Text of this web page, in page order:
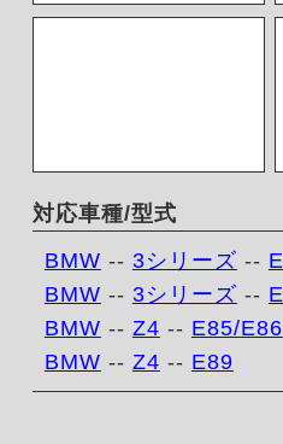
対応車種/型式
BMW -- 3シリーズ --
BMW -- 3シリーズ --
BMW -- Z4 -- E85/E86
BMW -- Z4 -- E89